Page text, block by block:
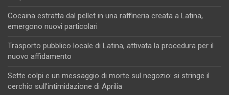
Cocaina estratta dal pellet in una raffineria creata a Latina,
emergono nuovi particolari
Trasporto pubblico locale di Latina, attivata la procedura per il
nuovo affidamento
Sette colpi e un messaggio di morte sul negozio: si stringe il
cerchio sull’intimidazione di Aprilia